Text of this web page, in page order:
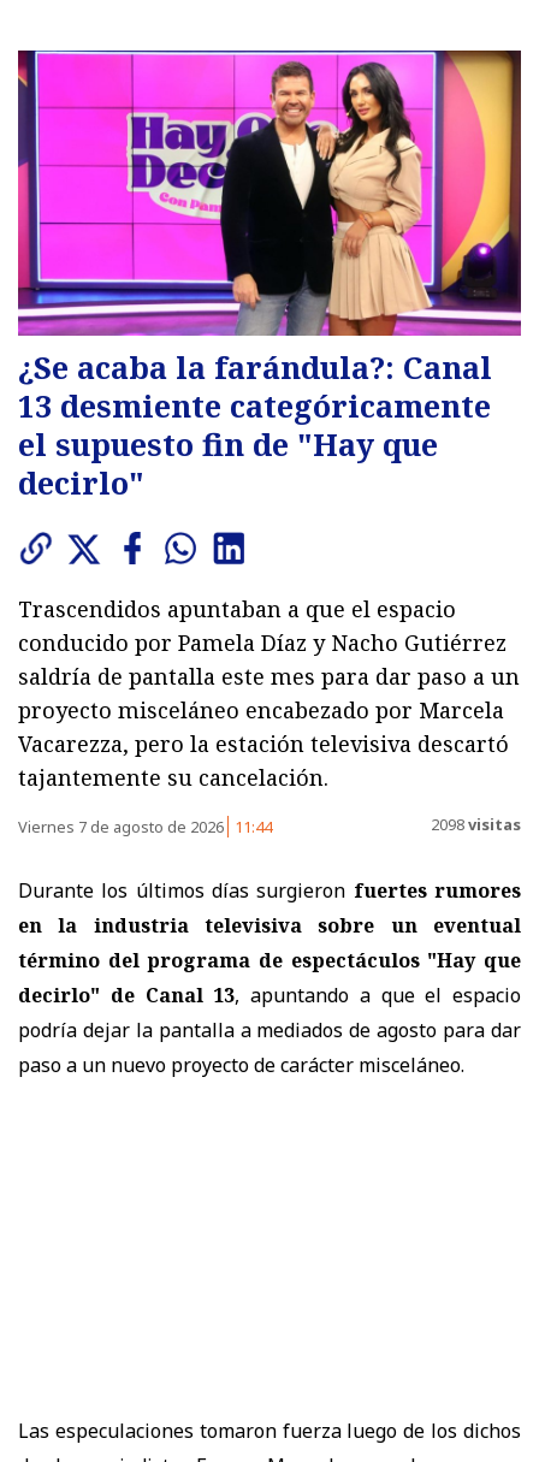
¿Se acaba la farándula?: Canal
13 desmiente categóricamente
el supuesto fin de "Hay que
decirlo"
Trascendidos apuntaban a que el espacio
conducido por Pamela Díaz y Nacho Gutiérrez
saldría de pantalla este mes para dar paso a un
proyecto misceláneo encabezado por Marcela
Vacarezza, pero la estación televisiva descartó
tajantemente su cancelación.
Viernes 7 de agosto de 2026 11:44 2098visitas
Durante los últimos días surgieron fuertes rumores
en la industria televisiva sobre un eventual
término del programa de espectáculos "Hay que
decirlo" de Canal 13, apuntando a que el espacio
podría dejar la pantalla a mediados de agosto para dar
paso a un nuevo proyecto de carácter misceláneo.
Las especulaciones tomaron fuerza luego de los dichos